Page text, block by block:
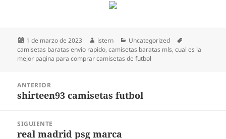
Publicado
el
1 de marzo de 2023 Autor
istern Categorías
Uncategorized
camisetas baratas envio rapido,camisetas baratas mls,cual es la
mejor pagina para comprar camisetas de futbol
entradas
ANTERIOR
Entrada
shirteen93 camisetas futbol
SIGUIENTE
Entrada
real madrid psg marca